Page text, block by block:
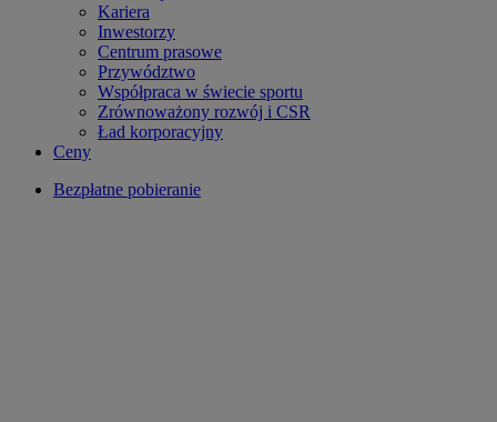
Kariera
Inwestorzy
Centrum prasowe
Przywództwo
Współpraca w świecie sportu
Zrównoważony rozwój i CSR
Ład korporacyjny
Ceny
Bezpłatne pobieranie